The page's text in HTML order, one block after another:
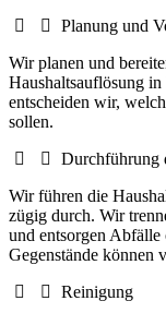
Planung und
Wir planen und
Haushaltsauflösung
entscheiden wir,
sollen.
Durchführung
Wir führen die
zügig durch. Wir
und entsorgen
Gegenstände können
Reinigung